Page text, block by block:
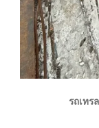
รถเทร